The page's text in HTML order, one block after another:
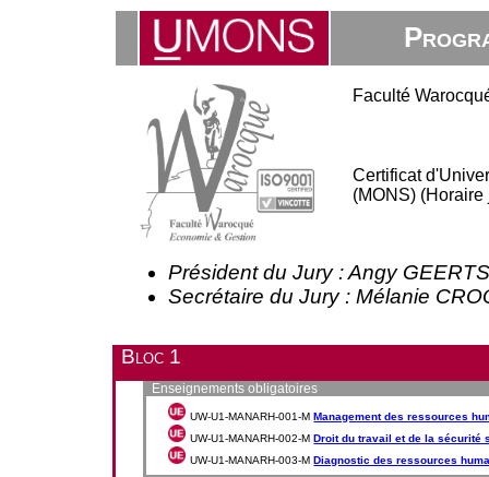
Faculté
Certificat
(MONS) (Horaire
Président du Jury : Angy
Secrétaire du Jury : Mélanie
Bloc 1
Enseignements obligatoires
UW-U1-MANARH-001-MManagement des ressources
UW-U1-MANARH-002-MDroit du travail et de la sécurité
UW-U1-MANARH-003-MDiagnostic des ressources